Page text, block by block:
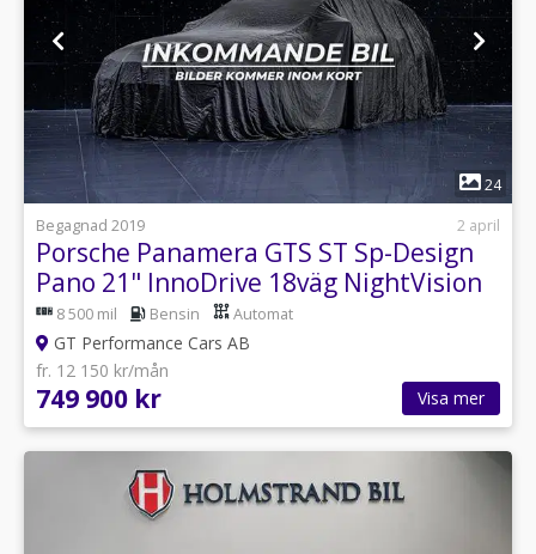
24
Begagnad 2019
2 april
Porsche Panamera GTS ST Sp-Design
Pano 21" InnoDrive 18väg NightVision
8 500 mil Bensin Automat
GT Performance Cars AB
fr. 12 150 kr/mån
749 900 kr Visa mer